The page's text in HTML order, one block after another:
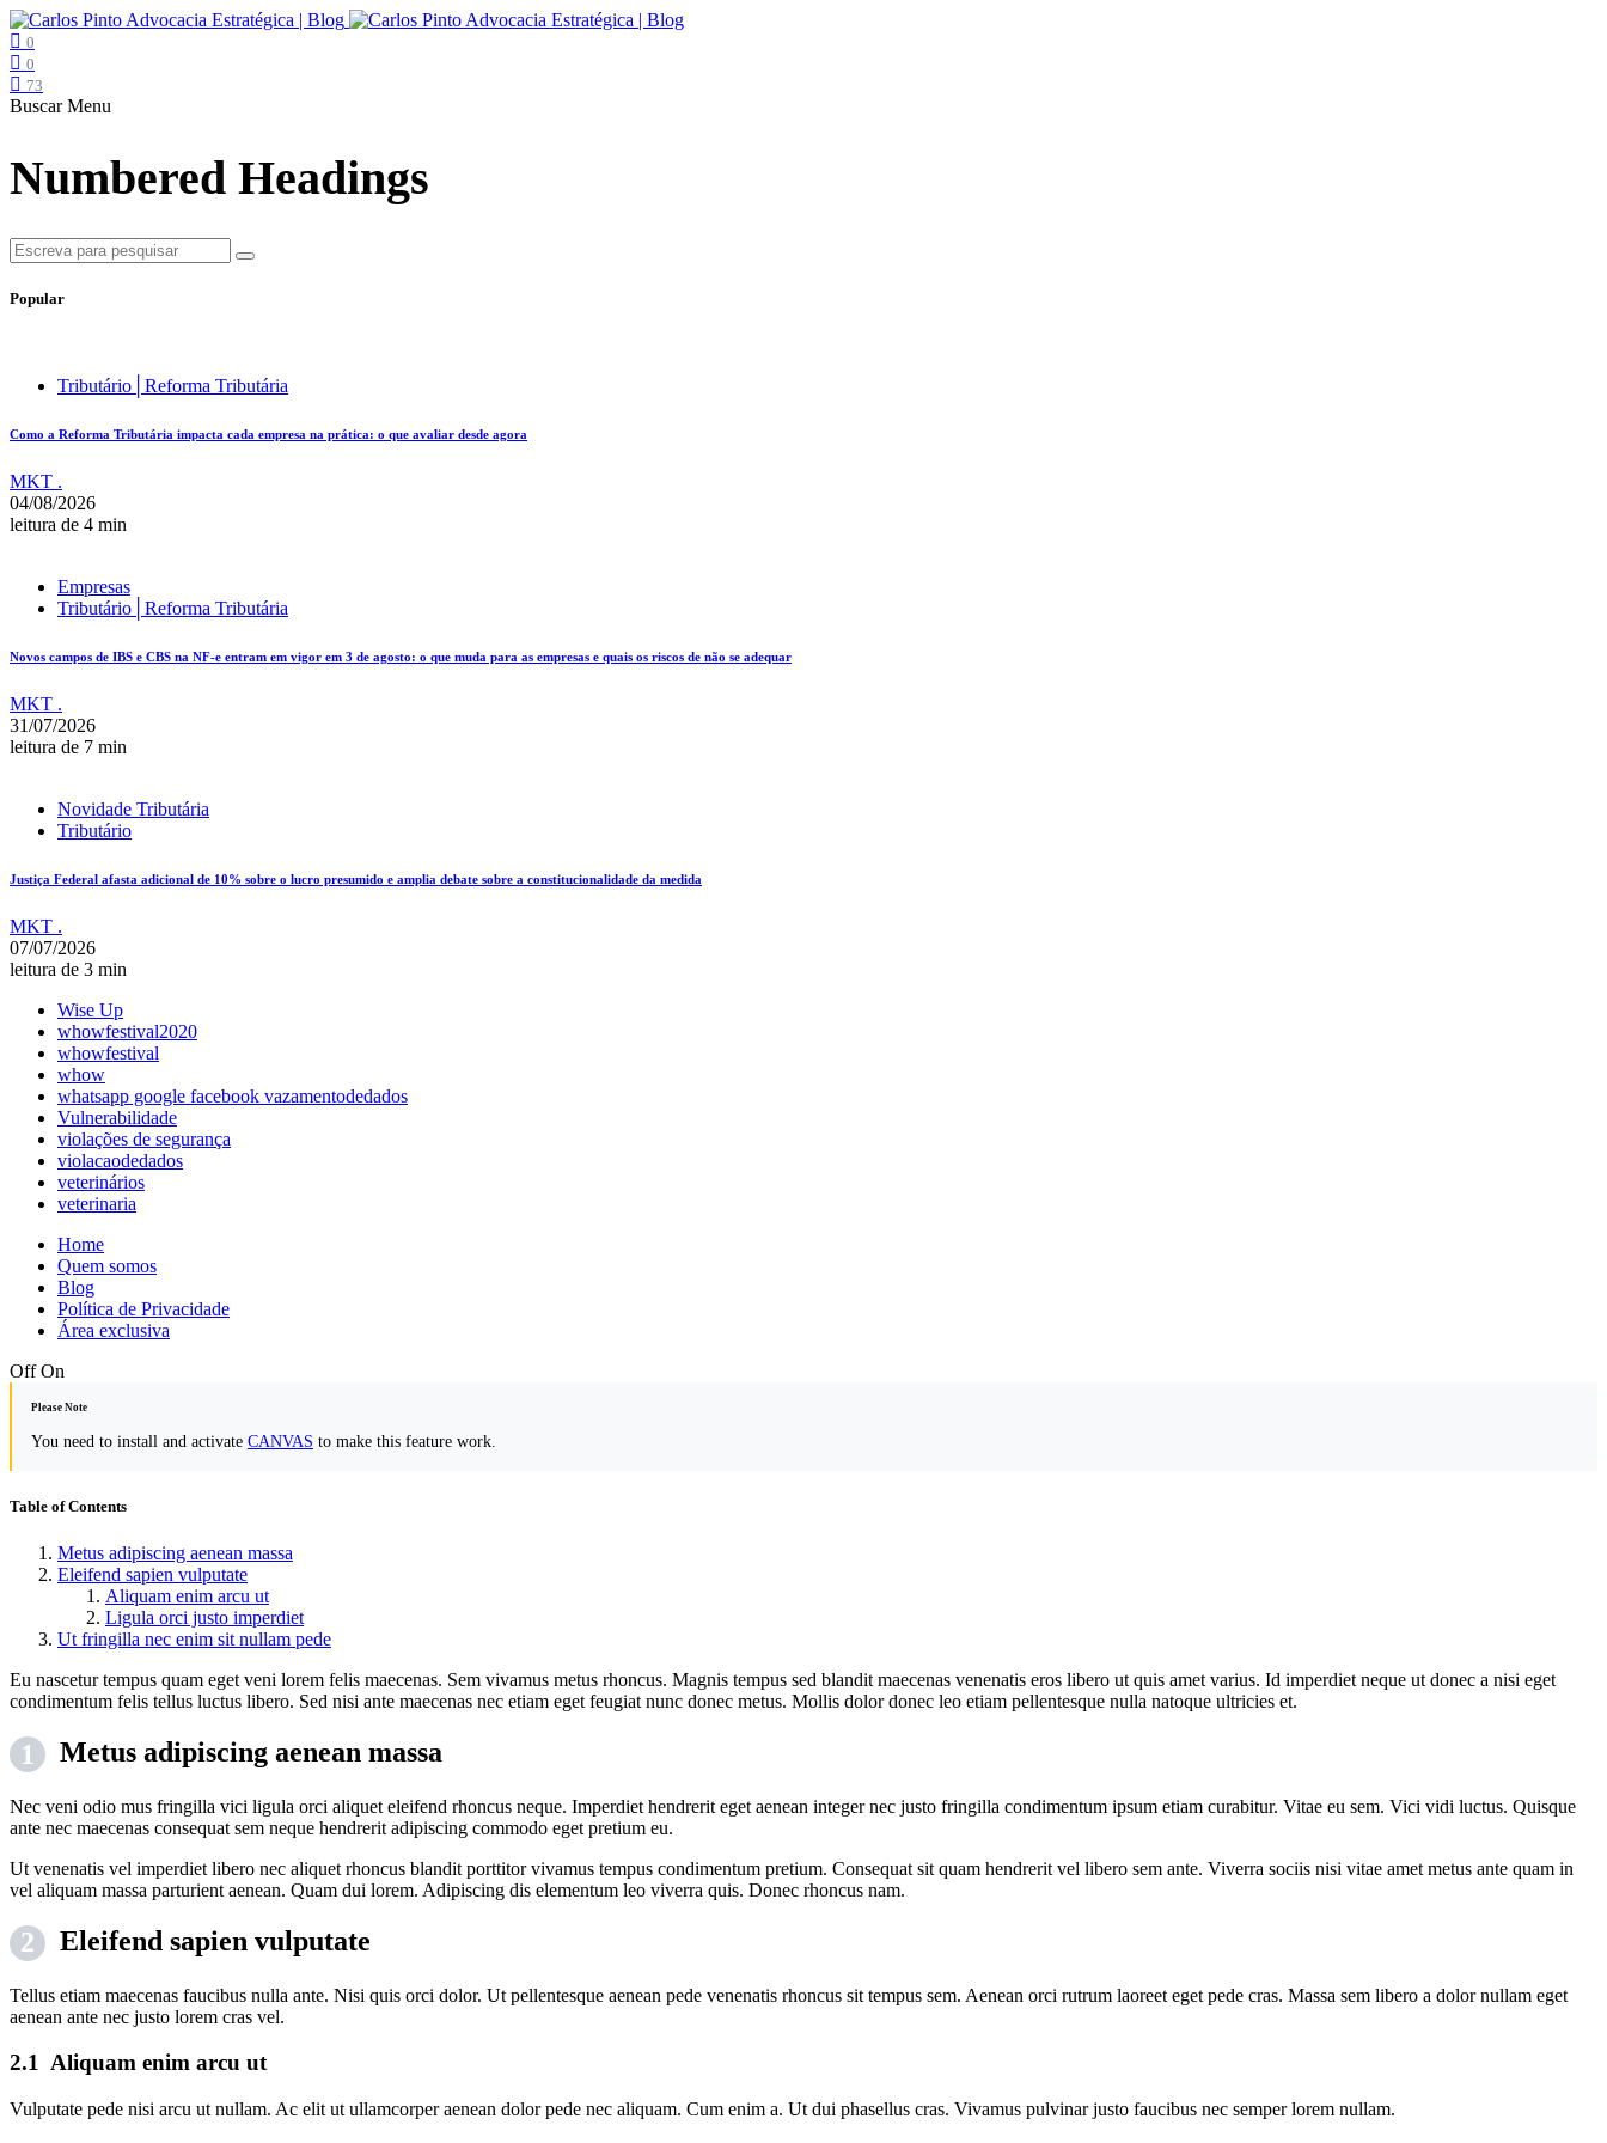
0
0
73
Buscar Menu
Numbered Headings
Popular
Tributário│Reforma Tributária
Como a Reforma Tributária impacta cada empresa na prática: o que avaliar desde agora
MKT .
04/08/2026
leitura de 4 min
Empresas
Tributário│Reforma Tributária
Novos campos de IBS e CBS na NF-e entram em vigor em 3 de agosto: o que muda para as empresas e quais os riscos de não se adequar
MKT .
31/07/2026
leitura de 7 min
Novidade Tributária
Tributário
Justiça Federal afasta adicional de 10% sobre o lucro presumido e amplia debate sobre a constitucionalidade da medida
MKT .
07/07/2026
leitura de 3 min
Wise Up
whowfestival2020
whowfestival
whow
whatsapp google facebook vazamentodedados
Vulnerabilidade
violações de segurança
violacaodedados
veterinários
veterinaria
Home
Quem somos
Blog
Política de Privacidade
Área exclusiva
Off On
Please Note
You need to install and activate CANVAS to make this feature work.
Table of Contents
Metus adipiscing aenean massa
Eleifend sapien vulputate
Aliquam enim arcu ut
Ligula orci justo imperdiet
Ut fringilla nec enim sit nullam pede
Eu nascetur tempus quam eget veni lorem felis maecenas. Sem vivamus metus rhoncus. Magnis tempus sed blandit maecenas venenatis eros libero ut quis amet varius. Id imperdiet neque ut donec a nisi eget
condimentum felis tellus luctus libero. Sed nisi ante maecenas nec etiam eget feugiat nunc donec metus. Mollis dolor donec leo etiam pellentesque nulla natoque ultricies et.
Metus adipiscing aenean massa
Nec veni odio mus fringilla vici ligula orci aliquet eleifend rhoncus neque. Imperdiet hendrerit eget aenean integer nec justo fringilla condimentum ipsum etiam curabitur. Vitae eu sem. Vici vidi luctus. Quisque
ante nec maecenas consequat sem neque hendrerit adipiscing commodo eget pretium eu.
Ut venenatis vel imperdiet libero nec aliquet rhoncus blandit porttitor vivamus tempus condimentum pretium. Consequat sit quam hendrerit vel libero sem ante. Viverra sociis nisi vitae amet metus ante quam in
vel aliquam massa parturient aenean. Quam dui lorem. Adipiscing dis elementum leo viverra quis. Donec rhoncus nam.
Eleifend sapien vulputate
Tellus etiam maecenas faucibus nulla ante. Nisi quis orci dolor. Ut pellentesque aenean pede venenatis rhoncus sit tempus sem. Aenean orci rutrum laoreet eget pede cras. Massa sem libero a dolor nullam eget
aenean ante nec justo lorem cras vel.
Aliquam enim arcu ut
Vulputate pede nisi arcu ut nullam. Ac elit ut ullamcorper aenean dolor pede nec aliquam. Cum enim a. Ut dui phasellus cras. Vivamus pulvinar justo faucibus nec semper lorem nullam.